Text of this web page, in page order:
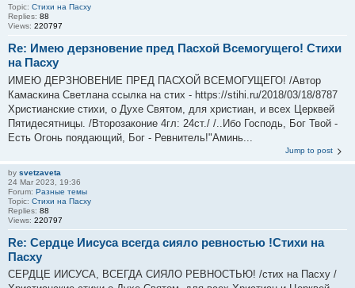
Topic: Стихи на Пасху
Replies: 88
Views: 220797
Re: Имею дерзновение пред Пасхой Всемогущего! Стихи
на Пасху
ИМЕЮ ДЕРЗНОВЕНИЕ ПРЕД ПАСХОЙ ВСЕМОГУЩЕГО! /Автор
Камаскина Светлана ссылка на стих - https://stihi.ru/2018/03/18/8787
Христианские стихи, о Духе Святом, для христиан, и всех Церквей
Пятидесятницы. /Второзаконие 4гл: 24ст./ /..Ибо Господь, Бог Твой -
Есть Огонь поядающий, Бог - Ревнитель!"Аминь...
Jump to post
by svetzaveta
24 Mar 2023, 19:36
Forum: Разные темы
Topic: Стихи на Пасху
Replies: 88
Views: 220797
Re: Сердце Иисуса всегда сияло ревностью !Стихи на
Пасху
СЕРДЦЕ ИИСУСА, ВСЕГДА СИЯЛО РЕВНОСТЬЮ! /стих на Пасху /